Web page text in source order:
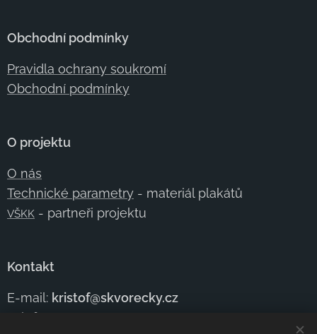
Obchodní podmínky
Pravidla ochrany soukromí
Obchodní podmínky
O projektu
O nás
Technické parametry - materiál plakátů
VŠKK - partneři projektu
Kontakt
E-mail: kristof@skvorecky.cz
Telefon: